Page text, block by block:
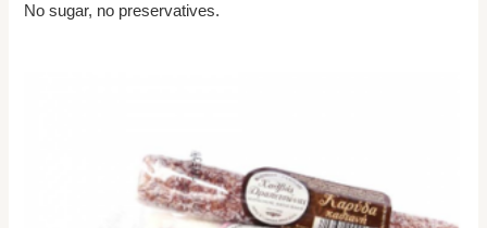
No sugar, no preservatives.